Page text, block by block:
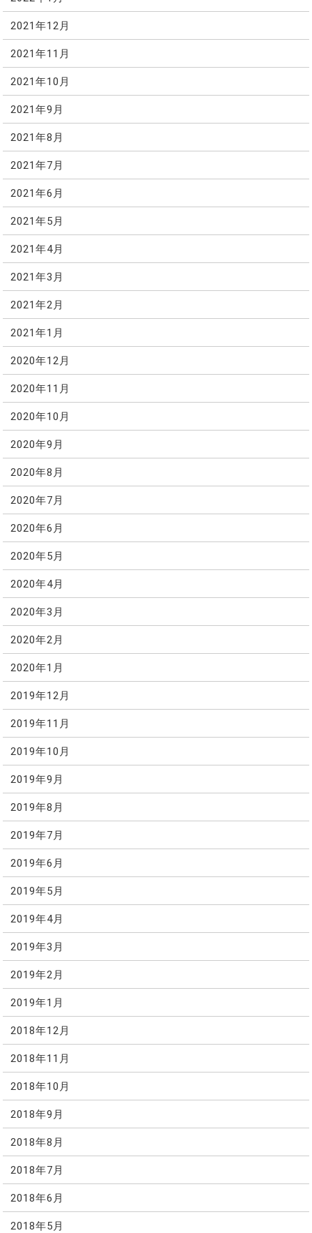
2021年12月
2021年11月
2021年10月
2021年9月
2021年8月
2021年7月
2021年6月
2021年5月
2021年4月
2021年3月
2021年2月
2021年1月
2020年12月
2020年11月
2020年10月
2020年9月
2020年8月
2020年7月
2020年6月
2020年5月
2020年4月
2020年3月
2020年2月
2020年1月
2019年12月
2019年11月
2019年10月
2019年9月
2019年8月
2019年7月
2019年6月
2019年5月
2019年4月
2019年3月
2019年2月
2019年1月
2018年12月
2018年11月
2018年10月
2018年9月
2018年8月
2018年7月
2018年6月
2018年5月